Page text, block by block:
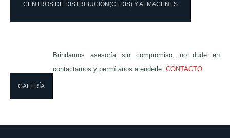
CENTROS DE DISTRIBUCIÓN(CEDIS) Y ALMACENES
GALERÍA
Brindamos asesoría sin compromiso, no dude en
contactarnos y permítanos atenderle. CONTACTO